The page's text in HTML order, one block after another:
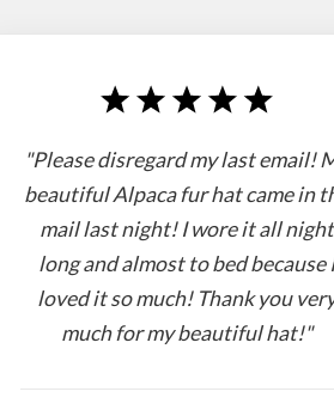
"Please disregard my last email!
beautiful Alpaca fur hat came in
mail last night! I wore it all night
long and almost to bed because I
loved it so much! Thank you
much for my beautiful hat!"